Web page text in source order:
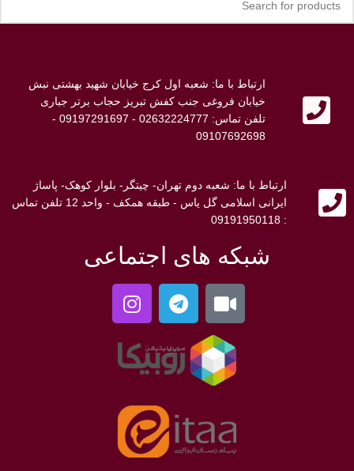
ارتباط با ما: شعبه اول کرج خیابان شهید بهشتی نبش
خیابان فروغی جنب کفش تبریز حجاب برتر جباری
تلفن تماس: 02632224777 - 09197291697 -
09107692698
ارتباط با ما: شعبه دوم تهران- چیتگر- بلوار کوهک- پاساژ
ایرانی اسلامی گل یاس - طبقه همکف - واحد 12 تلفن تماس
: 09191950118
شبکه های اجتماعی